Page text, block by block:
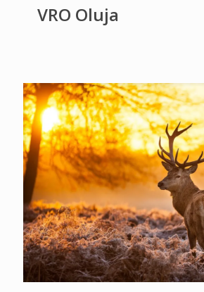
VRO Oluja